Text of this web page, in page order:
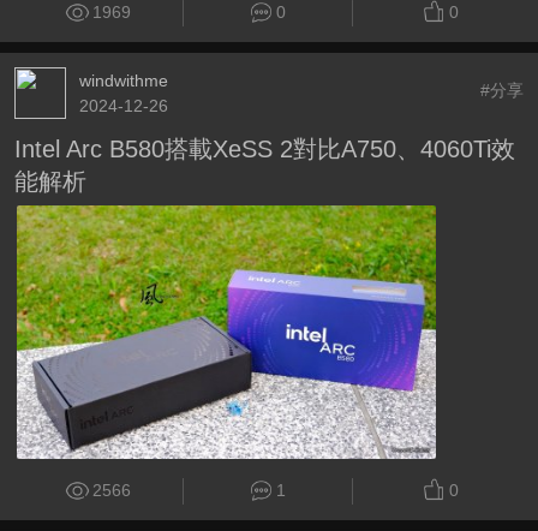
1969 0 0
windwithme
2024-12-26
#分享
Intel Arc B580搭載XeSS 2對比A750、4060Ti效
能解析
2566 1 0